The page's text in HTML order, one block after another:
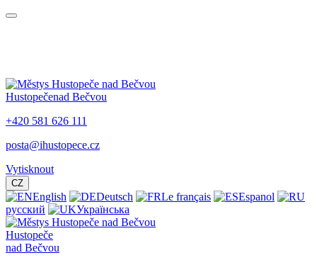
Hustopečenad Bečvou
+420 581 626 111
posta@ihustopece.cz
Vytisknout
CZ
English Deutsch Le français
Espanol
русский
Українська
Hustopeče
nad Bečvou